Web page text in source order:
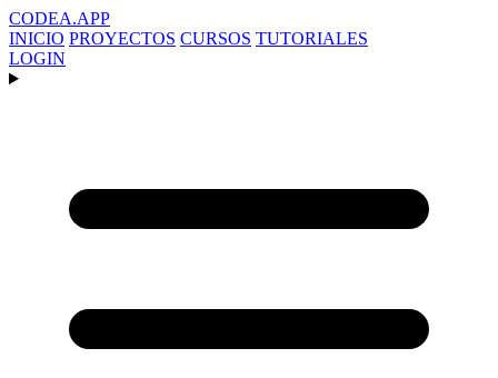
CODEA.APP
INICIO PROYECTOS CURSOS TUTORIALES
LOGIN